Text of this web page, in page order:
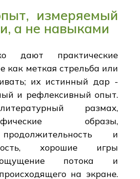
измеряемый
а не навыками
дают практические
как меткая стрельба или
их истинный дар -
и рефлексивный опыт.
размах,
образы,
и
хорошие игры
потока и
на экране.